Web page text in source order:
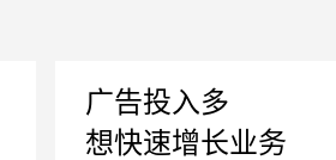
广告投入多
想快速增长业务